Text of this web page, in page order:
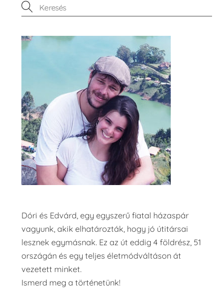
Dóri és Edvárd, egy egyszerű fiatal házaspár
vagyunk, akik elhatározták, hogy jó útitársai
lesznek egymásnak. Ez az út eddig 4 földrész, 51
országán és egy teljes életmódváltáson át
vezetett minket.
Ismerd meg a történetünk!